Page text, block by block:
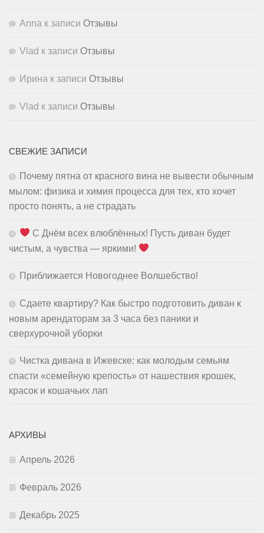
Anna к записи Отзывы
Vlad к записи Отзывы
Ирина к записи Отзывы
Vlad к записи Отзывы
СВЕЖИЕ ЗАПИСИ
Почему пятна от красного вина не вывести обычным
мылом: физика и химия процесса для тех, кто хочет
просто понять, а не страдать
С Днём всех влюблённых! Пусть диван будет
чистым, а чувства — яркими!
Приближается Новогоднее Волшебство!
Сдаете квартиру? Как быстро подготовить диван к
новым арендаторам за 3 часа без паники и
сверхурочной уборки
Чистка дивана в Ижевске: как молодым семьям
спасти «семейную крепость» от нашествия крошек,
красок и кошачьих лап
АРХИВЫ
Апрель 2026
Февраль 2026
Декабрь 2025